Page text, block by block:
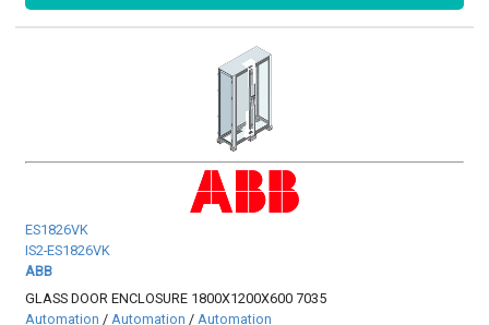
ES1826VK
IS2-ES1826VK
ABB
GLASS DOOR ENCLOSURE 1800X1200X600 7035
Automation /Automation /Automation